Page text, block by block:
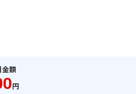
金額
円